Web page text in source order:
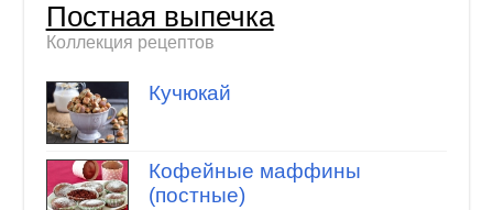
Постная выпечка
Коллекция рецептов
Кучюкай
Кофейные маффины
(постные)